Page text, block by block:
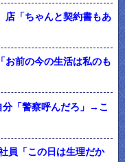
店「ちゃんと契約書もあ
前の今の生活は私のも
分「警察呼んだろ」→こ
員「この日は生理だか